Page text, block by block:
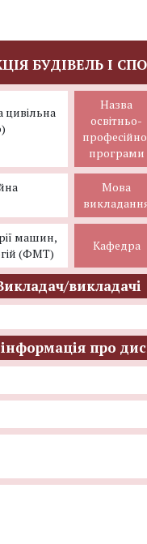
БУДІВЕЛЬ І
Назва
освітньо-
програми
цивільна
Мова
машин,
(ФМТ)
Кафедра
викладачі
про